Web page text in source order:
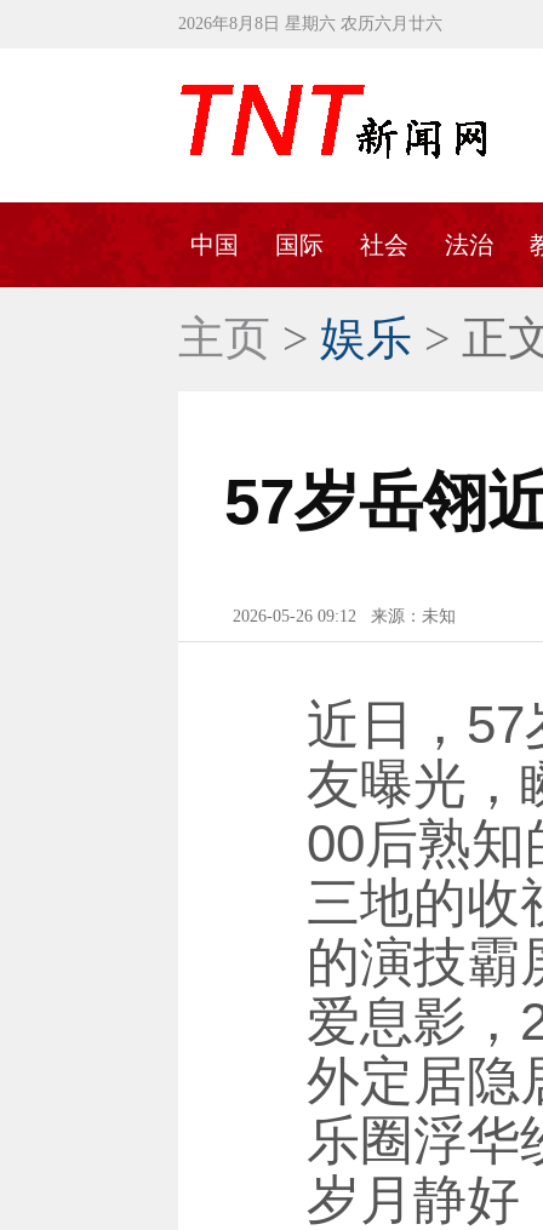
2026年8月8日 星期六 农历六月廿六
中国 国际 社会 法治
主页 > 娱乐 > 正
57岁岳翎
2026-05-26 09:12 来源：未知
近日，57
友曝光，
00后熟知
三地的收
的演技霸
爱息影，
外定居隐
乐圈浮华
岁月静好